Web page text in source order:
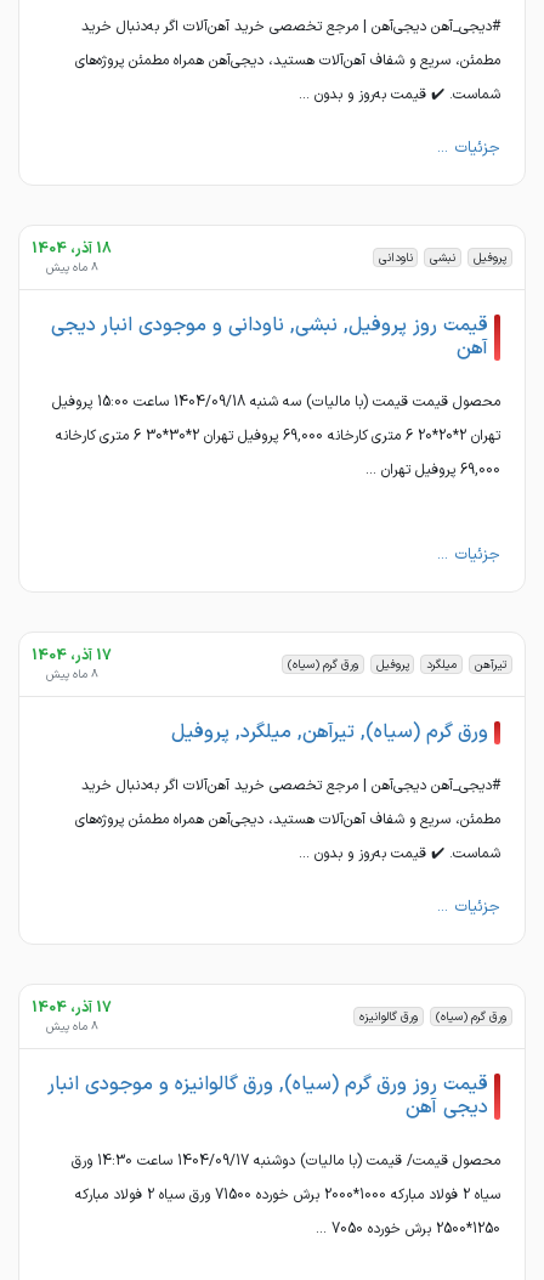
#دیجی_آهن دیجی‌آهن | مرجع تخصصی خرید آهن‌آلات اگر به‌دنبال خرید
مطمئن، سریع و شفاف آهن‌آلات هستید، دیجی‌آهن همراه مطمئن پروژه‌های
شماست. ✔️ قیمت به‌روز و بدون ...
جزئیات ...
پروفیل نبشی ناودانی 18 آذر، 1404
8 ماه پیش
قیمت روز پروفیل, نبشی, ناودانی و موجودی انبار دیجی
آهن
محصول قیمت قیمت (با مالیات) سه شنبه 1404/09/18 ساعت 15:00 پروفیل
تهران 2*20*20 6 متری کارخانه 69,000 پروفیل تهران 2*30*30 6 متری کارخانه
69,000 پروفیل تهران ...
جزئیات ...
تیرآهن میلگرد پروفیل ورق گرم (سیاه) 17 آذر، 1404
8 ماه پیش
ورق گرم (سیاه), تیرآهن, میلگرد, پروفیل
#دیجی_آهن دیجی‌آهن | مرجع تخصصی خرید آهن‌آلات اگر به‌دنبال خرید
مطمئن، سریع و شفاف آهن‌آلات هستید، دیجی‌آهن همراه مطمئن پروژه‌های
شماست. ✔️ قیمت به‌روز و بدون ...
جزئیات ...
ورق گرم (سیاه) ورق گالوانیزه 17 آذر، 1404
8 ماه پیش
قیمت روز ورق گرم (سیاه), ورق گالوانیزه و موجودی انبار
دیجی آهن
محصول قیمت/ قیمت (با مالیات) دوشنبه 1404/09/17 ساعت 14:30 ورق
سیاه 2 فولاد مبارکه 1000*2000 برش خورده 71500 ورق سیاه 2 فولاد مبارکه
1250*2500 برش خورده 7050 ...